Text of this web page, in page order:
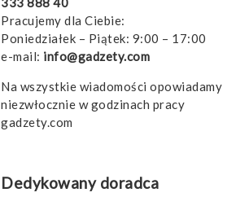
Pracujemy dla Ciebie:
Poniedziałek – Piątek: 9:00 – 17:00
e-mail: info@gadzety.com
Na wszystkie wiadomości opowiadamy
niezwłocznie w godzinach pracy
gadzety.com
Dedykowany doradca